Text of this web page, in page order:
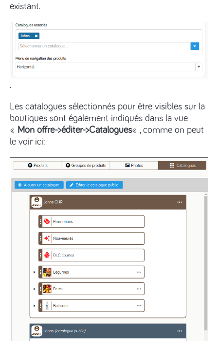
existant.
.
Les catalogues sélectionnés pour être visibles sur la
boutiques sont également indiqués dans la vue
« Mon offre->éditer->Catalogues« , comme on peut
le voir ici: